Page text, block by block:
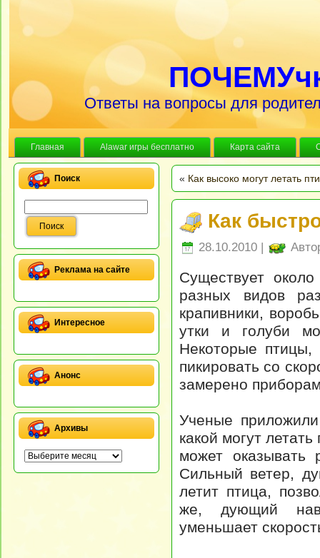
Ответы на вопросы для
Главная Alawar игры бесплатно Карта сайта
Поиск
Реклама на сайте
Интересное
Анонс
Архивы
« Как высоко могут летать
Как
28.10.2010 |
Существует
разных видов
крапивники,
утки и голуби
Некоторые
пикировать со
замерено
Ученые
какой могут
может оказывать
Сильный ветер,
летит птица,
же, дующий
уменьшает